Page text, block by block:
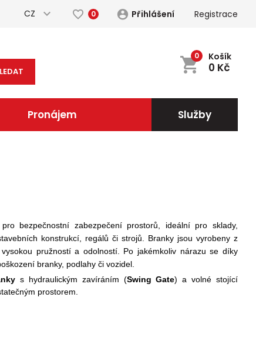
CZ 0 Přihlášení Registrace
Košík
0 Kč
0
Pronájem Služby
bezpečnostní zabezpečení prostorů, ideální pro sklady,
konstrukcí, regálů či strojů. Branky jsou vyrobeny z
vysokou pružností a odolností. Po jakémkoliv nárazu se díky
branky, podlahy či vozidel.
s hydraulickým zavíráním (Swing Gate) a volné stojící
prostorem.